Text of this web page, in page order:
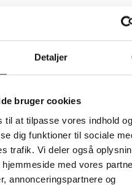
Detaljer
bruger cookies
til at tilpasse vores indhold og
dig funktioner til sociale
trafik. Vi deler også
med vores
annonceringspartnere og
for ekstra god sustain.
med ultra-ball system til
med professionelle Search
på slagsiden S10 Clear på
clear på slagsiden S10 solid